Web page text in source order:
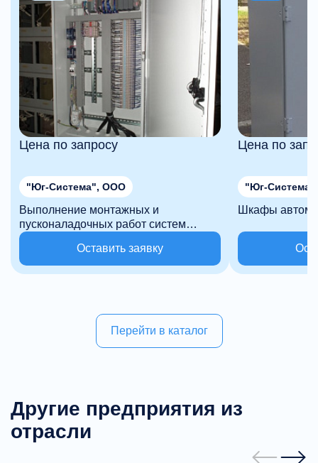
Цена по запросу
"Юг-Система", ООО
Выполнение монтажных и
пусконаладочных работ систем
автоматизации
Оставить заявку
Цена по
"Юг-
Шкафы
Перейти в каталог
Другие предприятия из
отрасли